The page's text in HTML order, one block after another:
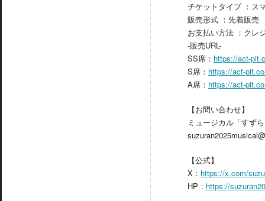
チケットタイプ ：ス
販売形式 ：先着販売
お支払い方法 ：クレ
-販売URL-
SS席： https://act-
S席： https://act-
A席： https://act-
【お問い合わせ】
ミュージカル「すず
【公式】
X： https://x.com/
HP： https://